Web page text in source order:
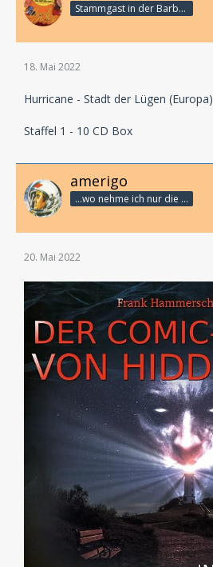
Stammgast in der Barbarabar
18. Mai 2022
Hurricane - Stadt der Lügen (Europa)
Staffel 1 - 10 CD Box
amerigo
...wo nehme ich nur die Zeit her, so vieles nicht zu hören?
20. Mai 2022